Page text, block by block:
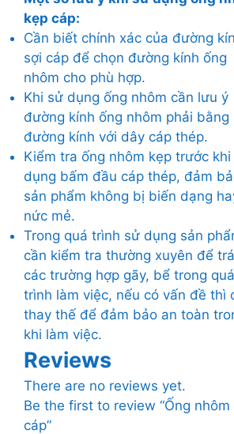
kẹp cáp:
Cần biết chính xác của đường
sợi cáp để chọn đường kính ống
nhôm cho phù hợp.
Khi sử dụng ống nhôm cần lưu ý
đường kính ống nhôm phải bằng
đường kính với dây cáp thép.
Kiểm tra ống nhôm kẹp trước
dụng bấm đầu cáp thép, đảm
sản phẩm không bị biến dạng
nức mẻ.
Trong quá trình sử dụng sản
cần kiểm tra thường xuyên để
các trường hợp gãy, bể trong quá
trình làm việc, nếu có vấn đề thì
thay thế để đảm bảo an toàn
khi làm việc.
Reviews
There are no reviews yet.
Be the first to review “Ống nhôm
cáp”